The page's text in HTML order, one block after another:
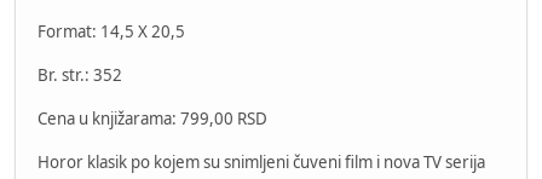
Format: 14,5 X 20,5
Br. str.: 352
Cena u knjižarama: 799,00 RSD
Horor klasik po kojem su snimljeni čuveni film i nova TV serija